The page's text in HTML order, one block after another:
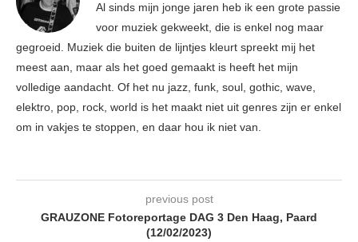
Al sinds mijn jonge jaren heb ik een grote passie
voor muziek gekweekt, die is enkel nog maar
gegroeid. Muziek die buiten de lijntjes kleurt spreekt mij het
meest aan, maar als het goed gemaakt is heeft het mijn
volledige aandacht. Of het nu jazz, funk, soul, gothic, wave,
elektro, pop, rock, world is het maakt niet uit genres zijn er enkel
om in vakjes te stoppen, en daar hou ik niet van.
previous post
GRAUZONE Fotoreportage DAG 3 Den Haag, Paard
(12/02/2023)